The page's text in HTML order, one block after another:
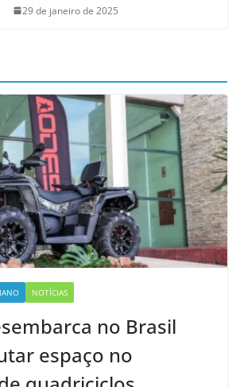
29 de janeiro de 2025
NOTÍCIAS
no Brasil
espaço no